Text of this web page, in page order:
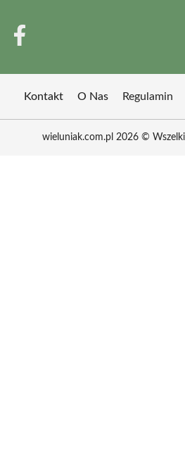
Kontakt O Nas Regulamin
wieluniak.com.pl 2026 ©